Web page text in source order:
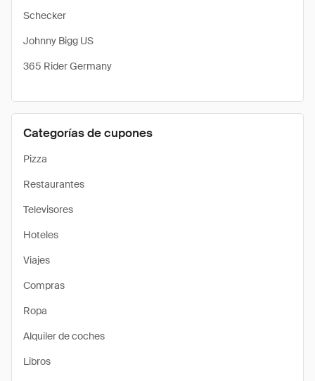
Schecker
Johnny Bigg US
365 Rider Germany
Categorías de cupones
Pizza
Restaurantes
Televisores
Hoteles
Viajes
Compras
Ropa
Alquiler de coches
Libros